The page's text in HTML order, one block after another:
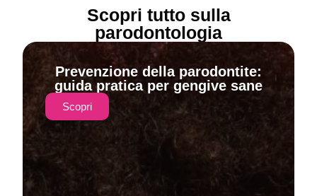
Scopri tutto sulla
parodontologia
Prevenzione della parodontite:
guida pratica per gengive sane
Scopri